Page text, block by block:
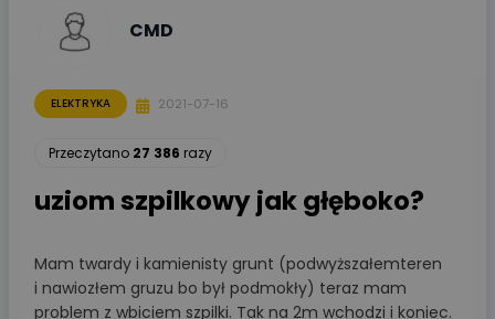
CMD
ELEKTRYKA 2021-07-16
Przeczytano 27 386 razy
uziom szpilkowy jak głęboko?
Mam twardy i kamienisty grunt (podwyższałemteren
i nawiozłem gruzu bo był podmokły) teraz mam
problem z wbiciem szpilki. Tak na 2m wchodzi i koniec.